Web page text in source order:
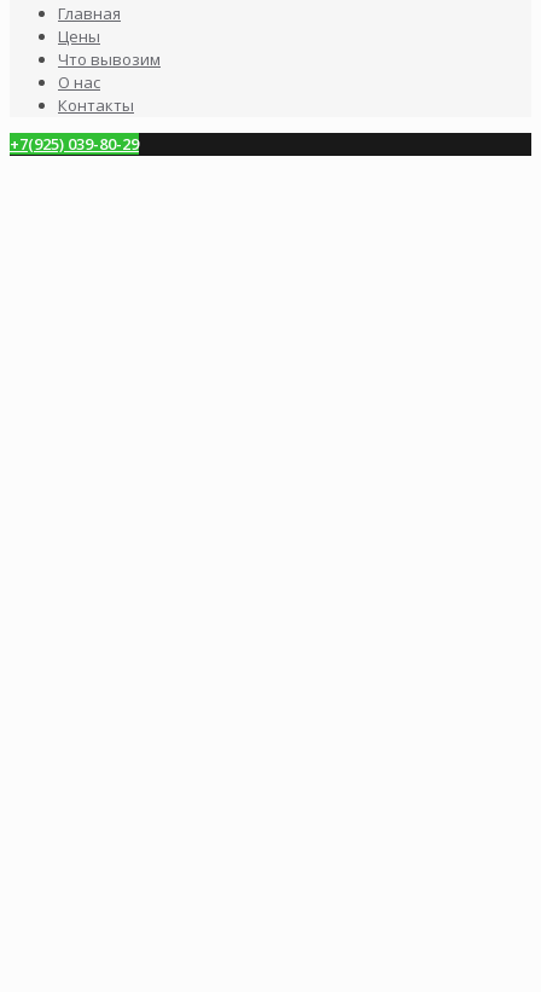
Главная
Цены
Что вывозим
О нас
Контакты
+7(925) 039-80-29